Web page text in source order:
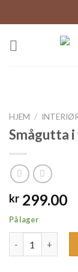
to
HJEM /
Smågutta
kr 299.00
På lager